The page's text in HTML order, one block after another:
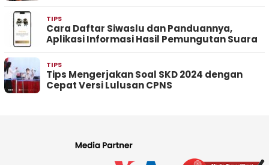
TIPS
Cara Daftar Siwaslu dan Panduannya,
Aplikasi Informasi Hasil Pemungutan Suara
TIPS
Tips Mengerjakan Soal SKD 2024 dengan
Cepat Versi Lulusan CPNS